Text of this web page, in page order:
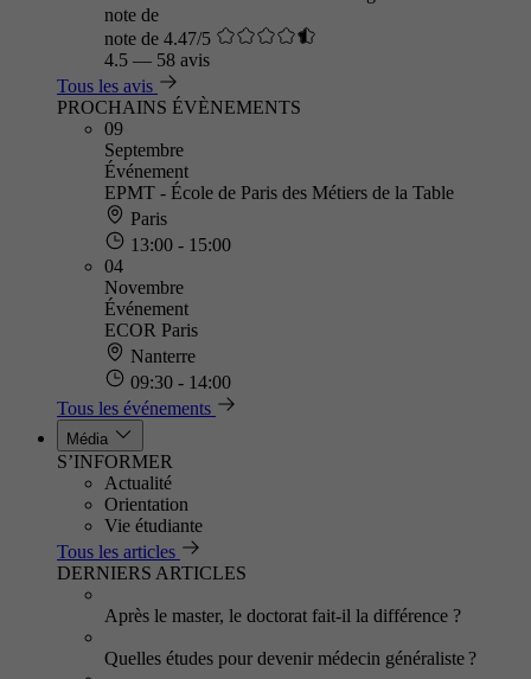
note de
note de 4.47/5
4.5 — 58 avis
Tous les avis
PROCHAINS ÉVÈNEMENTS
09
Septembre
Événement
EPMT - École de Paris des Métiers de la Table
Paris
13:00 - 15:00
04
Novembre
Événement
ECOR Paris
Nanterre
09:30 - 14:00
Tous les événements
Média
S’INFORMER
Actualité
Orientation
Vie étudiante
Tous les articles
DERNIERS ARTICLES
Après le master, le doctorat fait-il la différence ?
Quelles études pour devenir médecin généraliste ?